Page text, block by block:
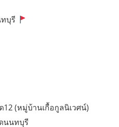
บุรี
(หมู่บ้านเกื้อกูลนิเวศน์)
นนทบุรี